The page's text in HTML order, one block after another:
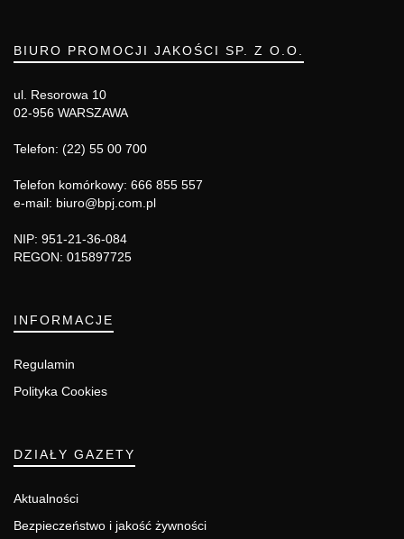
BIURO PROMOCJI JAKOŚCI SP. Z O.O.
ul. Resorowa 10
02-956 WARSZAWA
Telefon: (22) 55 00 700
Telefon komórkowy: 666 855 557
e-mail: biuro@bpj.com.pl
NIP: 951-21-36-084
REGON: 015897725
INFORMACJE
Regulamin
Polityka Cookies
DZIAŁY GAZETY
Aktualności
Bezpieczeństwo i jakość żywności